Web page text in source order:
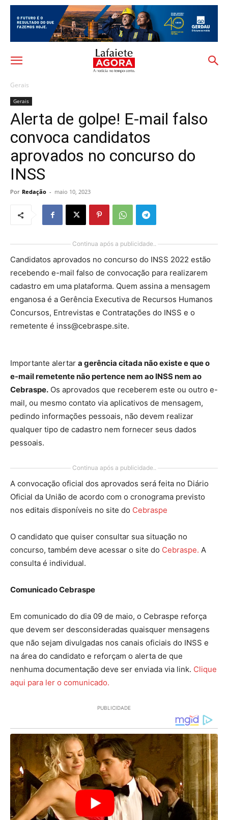
Gerais
Gerais
Alerta de golpe! E-mail falso
convoca candidatos
aprovados no concurso do
INSS
Por Redação - maio 10, 2023
Continua após a publicidade..
Candidatos aprovados no concurso do INSS 2022 estão
recebendo e-mail falso de convocação para realizarem
cadastro em uma plataforma. Quem assina a mensagem
enganosa é a Gerência Executiva de Recursos Humanos
Concursos, Entrevistas e Contratações do INSS e o
remetente é inss@cebraspe.site.
Importante alertar a gerência citada não existe e que o
e-mail remetente não pertence nem ao INSS nem ao
Cebraspe. Os aprovados que receberem este ou outro e-
mail, ou mesmo contato via aplicativos de mensagem,
pedindo informações pessoais, não devem realizar
qualquer tipo de cadastro nem fornecer seus dados
pessoais.
Continua após a publicidade..
A convocação oficial dos aprovados será feita no Diário
Oficial da União de acordo com o cronograma previsto
nos editais disponíveis no site do Cebraspe
O candidato que quiser consultar sua situação no
concurso, também deve acessar o site do Cebraspe. A
consulta é individual.
Comunicado Cebraspe
Em comunicado do dia 09 de maio, o Cebraspe reforça
que devem ser desconsideradas quaisquer mensagens
que não sejam divulgadas nos canais oficiais do INSS e
na área do candidato e reforçam o alerta de que
nenhuma documentação deve ser enviada via link. Clique
aqui para ler o comunicado.
PUBLICIDADE